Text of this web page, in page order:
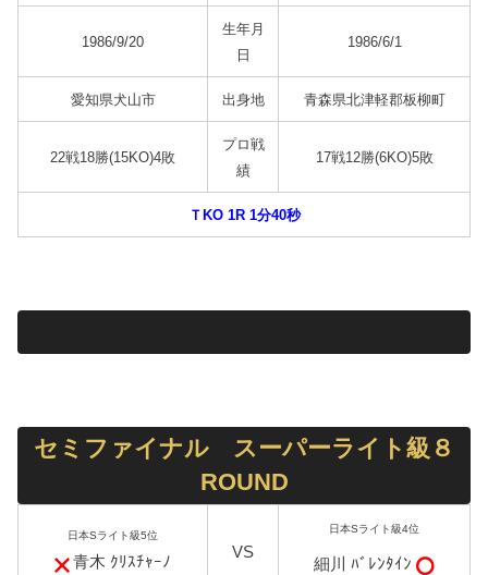
1986/9/20
生年月
日
1986/6/1
愛知県犬山市 出身地 青森県北津軽郡板柳町
22戦18勝(15KO)4敗
プロ戦
績
17戦12勝(6KO)5敗
ＴKO 1R 1分40秒
セミファイナル スーパーライト級８
ROUND
日本Sライト級5位
青木 ｸﾘｽﾁｬｰﾉ
VS
日本Sライト級4位
細川 ﾊﾞﾚﾝﾀｲﾝ